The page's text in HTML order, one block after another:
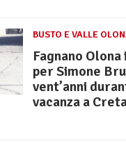
BUSTO E VALLE
Fagnano
per Simone
vent’anni
vacanza a